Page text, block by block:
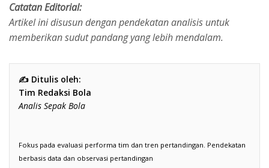
Catatan Editorial:
Artikel ini disusun dengan pendekatan analisis untuk
memberikan sudut pandang yang lebih mendalam.
✍️ Ditulis oleh:
Tim Redaksi Bola
Analis Sepak Bola
Fokus pada evaluasi performa tim dan tren pertandingan. Pendekatan
berbasis data dan observasi pertandingan